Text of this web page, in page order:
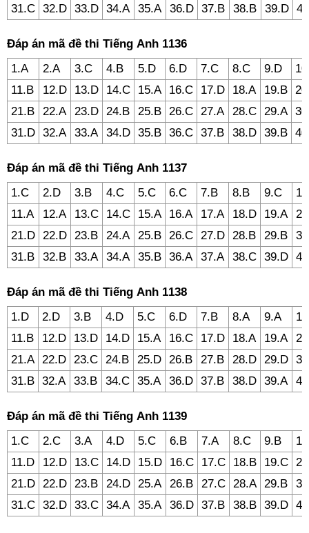
31.C 32.D 33.D 34.A 35.A 36.D 37.B 38.B 39.D
Đáp án mã đề thi Tiếng Anh 1136
1.A
2.A 3.C 4.B 5.D 6.D 7.C 8.C 9.D
11.B
12.D 13.D 14.C 15.A 16.C 17.D 18.A 19.B
21.B
22.A 23.D 24.B 25.B 26.C 27.A 28.C 29.A
31.D 32.A 33.A 34.D 35.B 36.C 37.B 38.D 39.B
Đáp án mã đề thi Tiếng Anh 1137
1.C
2.D 3.B 4.C 5.C 6.C 7.B 8.B 9.C
11.A
12.A 13.C 14.C 15.A 16.A 17.A 18.D 19.A
21.D 22.D 23.B 24.A 25.B 26.C 27.D 28.B 29.B
31.B
32.B 33.A 34.A 35.B 36.A 37.A 38.C 39.D
Đáp án mã đề thi Tiếng Anh 1138
1.D
2.D 3.B 4.D 5.C 6.D 7.B 8.A 9.A
11.B
12.D 13.D 14.D 15.A 16.C 17.D 18.A 19.A
21.A 22.D 23.C 24.B 25.D 26.B 27.B 28.D 29.D
31.B 32.A 33.B 34.C 35.A 36.D 37.B 38.D 39.A
Đáp án mã đề thi Tiếng Anh 1139
1.C
2.C 3.A 4.D 5.C 6.B 7.A 8.C 9.B
11.D
12.D 13.C 14.D 15.D 16.C 17.C 18.B 19.C
21.D 22.D 23.B 24.D 25.A 26.B 27.C 28.A 29.B
31.C 32.D 33.C 34.A 35.A 36.D 37.B 38.B 39.D